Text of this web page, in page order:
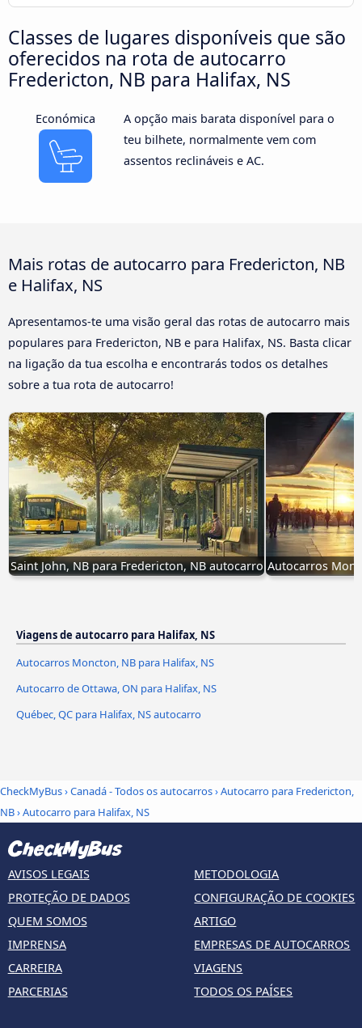
Classes de lugares disponíveis que são
oferecidos na rota de autocarro
Fredericton, NB para Halifax, NS
Económica
A opção mais barata disponível para o
teu bilhete, normalmente vem com
assentos reclináveis e AC.
Mais rotas de autocarro para Fredericton, NB
e Halifax, NS
Apresentamos-te uma visão geral das rotas de autocarro mais
populares para Fredericton, NB e para Halifax, NS. Basta clicar
na ligação da tua escolha e encontrarás todos os detalhes
sobre a tua rota de autocarro!
Saint John, NB para Fredericton, NB autocarro Autocarros
Viagens de autocarro para Halifax, NS
Autocarros Moncton, NB para Halifax, NS
Autocarro de Ottawa, ON para Halifax, NS
Québec, QC para Halifax, NS autocarro
CheckMyBus›Canadá - Todos os autocarros›Autocarro para Fredericton,
NB›Autocarro para Halifax, NS
AVISOS LEGAIS
PROTEÇÃO DE DADOS
QUEM SOMOS
IMPRENSA
CARREIRA
PARCERIAS
METODOLOGIA
CONFIGURAÇÃO DE COOKIES
ARTIGO
EMPRESAS DE AUTOCARROS
VIAGENS
TODOS OS PAÍSES